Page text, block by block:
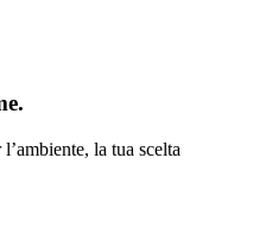
la tua scelta